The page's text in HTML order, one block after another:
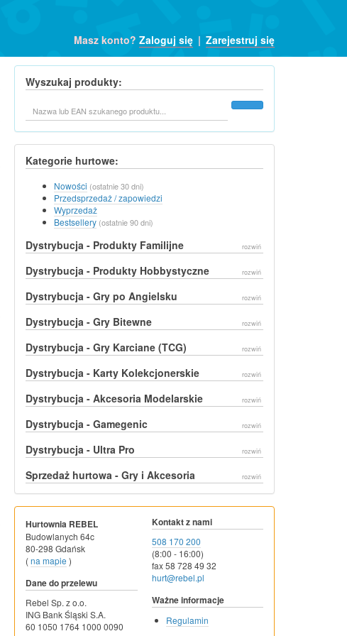
Masz konto? Zaloguj się | Zarejestruj się
Wyszukaj produkty:
Kategorie hurtowe:
Nowości (ostatnie 30 dni)
Przedsprzedaż / zapowiedzi
Wyprzedaż
Bestsellery (ostatnie 90 dni)
Dystrybucja - Produkty Familijne rozwiń
Dystrybucja - Produkty Hobbystyczne rozwiń
Dystrybucja - Gry po Angielsku rozwiń
Dystrybucja - Gry Bitewne rozwiń
Dystrybucja - Gry Karciane (TCG) rozwiń
Dystrybucja - Karty Kolekcjonerskie rozwiń
Dystrybucja - Akcesoria Modelarskie rozwiń
Dystrybucja - Gamegenic rozwiń
Dystrybucja - Ultra Pro rozwiń
Sprzedaż hurtowa - Gry i Akcesoria rozwiń
Hurtownia REBEL
Budowlanych 64c
80-298 Gdańsk
(na mapie )
Dane do przelewu
Rebel Sp. z o.o.
ING Bank Śląski S.A.
60 1050 1764 1000 0090
Kontakt z nami
508 170 200
(8:00 - 16:00)
fax 58 728 49 32
hurt@rebel.pl
Ważne informacje
Regulamin